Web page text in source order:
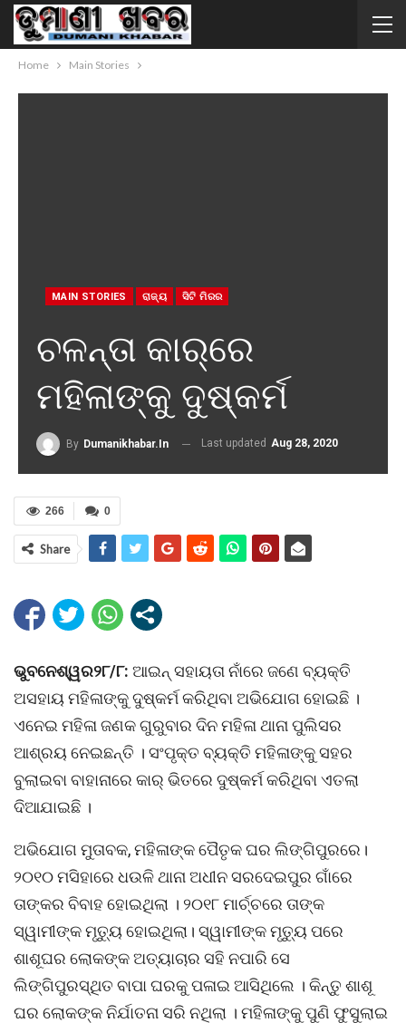
Home Main Stories
MAIN STORIES ରାଜ୍ୟ ସିଟି ମିରର
ଚଳନ୍ତା କାର୍‌ରେ
ମହିଳାଙ୍କୁ ଦୁଷ୍କର୍ମ
By Dumanikhabar.in Last updated Aug 28, 2020
0
266
Share
ଭୁବନେଶ୍ୱର୨୮/୮: ଆଇନ୍‌ ସହାୟତା ନାଁରେ ଜଣେ ବ୍ୟକ୍ତି
ଅସହାୟ ମହିଳାଙ୍କୁ ଦୁଷ୍କର୍ମ କରିଥିବା ଅଭିଯୋଗ ହୋଇଛି ।
ଏନେଇ ମହିଳା ଜଣକ ଗୁରୁବାର ଦିନ ମହିଳା ଥାନା ପୁଲିସର
ଆଶ୍ରୟ ନେଇଛନ୍ତି । ସଂପୃକ୍ତ ବ୍ୟକ୍ତି ମହିଳାଙ୍କୁ ସହର
ବୁଲାଇବା ବାହାନାରେ କାର୍‌ ଭିତରେ ଦୁଷ୍କର୍ମ କରିଥିବା ଏତଲା
ଦିଆଯାଇଛି ।
ଅଭିଯୋଗ ମୁତାବକ, ମହିଳାଙ୍କ ପୈତୃକ ଘର ଲିଙ୍ଗିପୁରରେ।
୨୦୧୦ ମସିହାରେ ଧଉଳି ଥାନା ଅଧୀନ ସରଦେଇପୁର ଗାଁରେ
ତାଙ୍କର ବିବାହ ହୋଇଥିଲା । ୨୦୧୮ ମାର୍ଚ୍ଚରେ ତାଙ୍କ
ସ୍ୱାମୀଙ୍କ ମୃତ୍ୟୁ ହୋଇଥିଲା। ସ୍ୱାମୀଙ୍କ ମୃତ୍ୟୁ ପରେ
ଶାଶୂଘର ଲୋକଙ୍କ ଅତ୍ୟାଚାର ସହି ନପାରି ସେ
ଲିଙ୍ଗିପୁରସ୍ଥିତ ବାପା ଘରକୁ ପଳାଇ ଆସିଥିଲେ । କିନ୍ତୁ ଶାଶୂ
ଘର ଲୋକଙ୍କ ନିର୍ଯାତନା ସରି ନଥିଲା । ମହିଳାଙ୍କୁ ପୁଣି ଫୁସୁଲାଇ